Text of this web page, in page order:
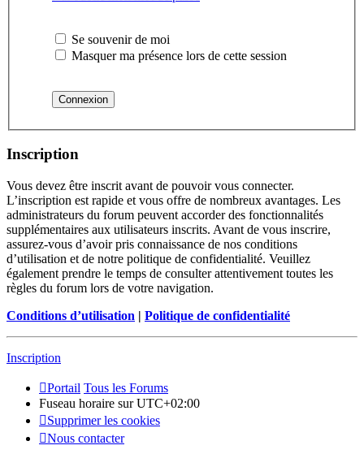
Se souvenir de moi
Masquer ma présence lors de cette session
Inscription
Vous devez être inscrit avant de pouvoir vous connecter.
L’inscription est rapide et vous offre de nombreux avantages. Les
administrateurs du forum peuvent accorder des fonctionnalités
supplémentaires aux utilisateurs inscrits. Avant de vous inscrire,
assurez-vous d’avoir pris connaissance de nos conditions
d’utilisation et de notre politique de confidentialité. Veuillez
également prendre le temps de consulter attentivement toutes les
règles du forum lors de votre navigation.
Conditions d’utilisation | Politique de confidentialité
Inscription
Portail Tous les Forums
Fuseau horaire surUTC+02:00
Supprimer les cookies
Nous contacter